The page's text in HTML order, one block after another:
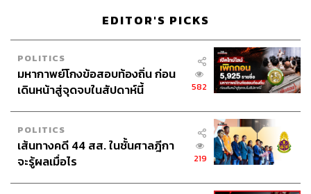
EDITOR'S PICKS
POLITICS
มหากาพย์โกงข้อสอบท้องถิ่น ก่อน
เดินหน้าสู่จุดจบในสัปดาห์นี้
582
POLITICS
เส้นทางคดี 44 สส. ในชั้นศาลฎีกา
จะรู้ผลเมื่อไร
219